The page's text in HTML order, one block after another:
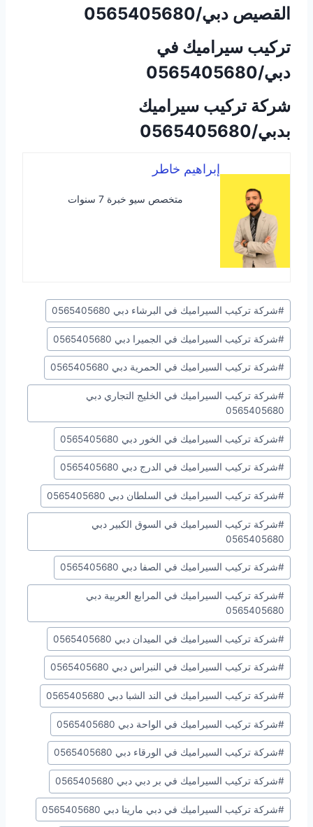
القصيص دبي/0565405680
تركيب سيراميك في
دبي/0565405680
شركة تركيب سيراميك
بدبي/0565405680
إبراهيم خاطر
متخصص سيو خبرة 7 سنوات
وسوم
المقال:
#شركة تركيب السيراميك في البرشاء دبي 0565405680
#شركة تركيب السيراميك في الجميرا دبي 0565405680
#شركة تركيب السيراميك في الحمرية دبي 0565405680
#شركة تركيب السيراميك في الخليج التجاري دبي
0565405680
#شركة تركيب السيراميك في الخور دبي 0565405680
#شركة تركيب السيراميك في الدرج دبي 0565405680
#شركة تركيب السيراميك في السلطان دبي 0565405680
#شركة تركيب السيراميك في السوق الكبير دبي
0565405680
#شركة تركيب السيراميك في الصفا دبي 0565405680
#شركة تركيب السيراميك في المرابع العربية دبي
0565405680
#شركة تركيب السيراميك في الميدان دبي 0565405680
#شركة تركيب السيراميك في النبراس دبي 0565405680
#شركة تركيب السيراميك في الند الشبا دبي 0565405680
#شركة تركيب السيراميك في الواحة دبي 0565405680
#شركة تركيب السيراميك في الورقاء دبي 0565405680
#شركة تركيب السيراميك في بر دبي دبي 0565405680
#شركة تركيب السيراميك في دبي مارينا دبي 0565405680